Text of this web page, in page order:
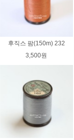
후직스 팜(150m) 232
3,500원